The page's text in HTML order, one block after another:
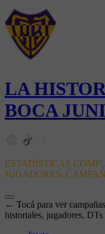
LA
BOCA
ESTADÍSTICAS
JUGADORES,
← Tocá para ver
historiales, jugadores, DTs